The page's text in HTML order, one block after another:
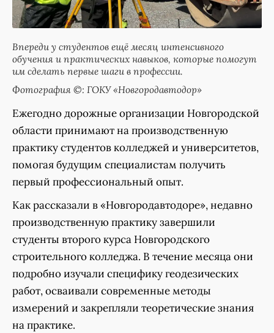
Впереди у студентов ещё месяц интенсивного
обучения и практических навыков, которые помогут
им сделать первые шаги в профессии.
Фотография ©: ГОКУ «Новгородавтодор»
Ежегодно дорожные организации Новгородской
области принимают на производственную
практику студентов колледжей и университетов,
помогая будущим специалистам получить
первый профессиональный опыт.
Как рассказали в «Новгородавтодоре», недавно
производственную практику завершили
студенты второго курса Новгородского
строительного колледжа. В течение месяца они
подробно изучали специфику геодезических
работ, осваивали современные методы
измерений и закрепляли теоретические знания
на практике.